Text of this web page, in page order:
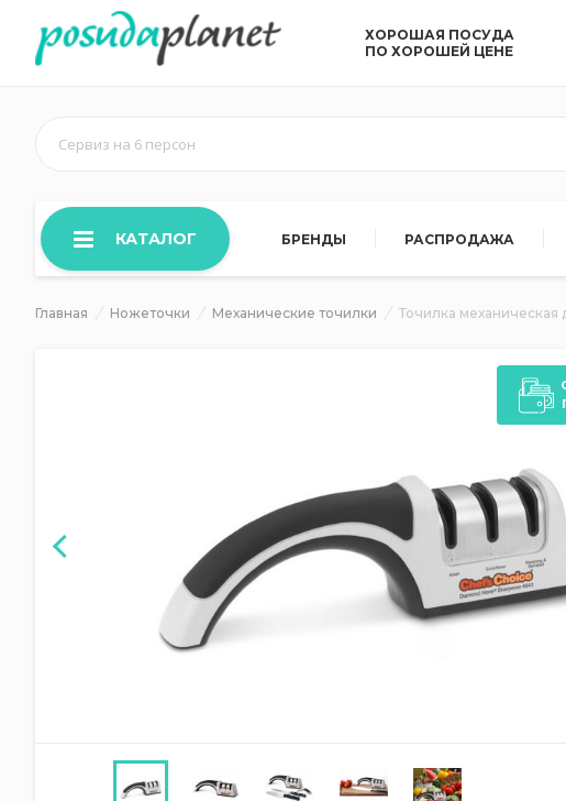
ХОРОШАЯ ПОСУДА
ПО ХОРОШЕЙ ЦЕНЕ
Сервиз на 6 персон
КАТАЛОГ БРЕНДЫ РАСПРОДАЖА
Главная Ножеточки Механические точилки Точилка механическая